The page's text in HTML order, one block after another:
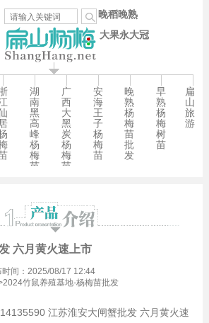
晚稻晚熟
大果永大冠
居
湖
南
黑
高
峰
杨
梅
苗
广
西
大
黑
炭
杨
梅
苗
安
海
王
子
杨
梅
苗
晚
熟
杨
梅
苗
批
发
早
熟
杨
梅
树
苗
扁
山
旅
游
六月黄火速上市
时间：2025/08/17 12:44
2024竹鼠养殖基地-杨梅苗批发
江苏淮安大闸蟹批发 六月黄火速